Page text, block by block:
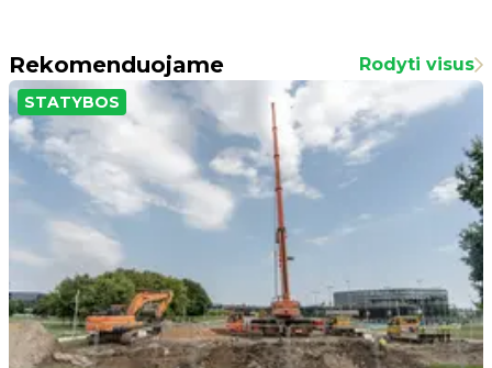
Rekomenduojame Rodyti visus
STATYBOS